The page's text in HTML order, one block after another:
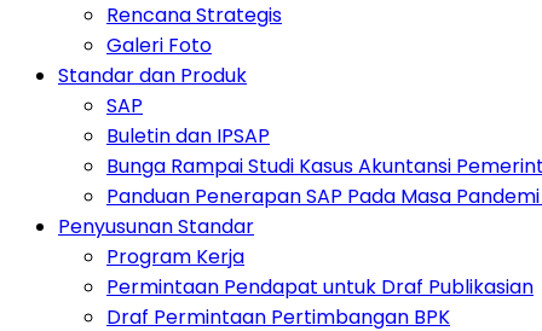
Rencana Strategis
Galeri Foto
Standar dan Produk
SAP
Buletin dan IPSAP
Bunga Rampai Studi Kasus Akuntansi
Panduan Penerapan SAP Pada Masa
Penyusunan Standar
Program Kerja
Permintaan Pendapat untuk Draf Publikasian
Draf Permintaan Pertimbangan BPK